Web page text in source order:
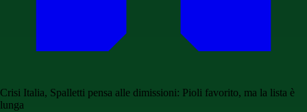
Crisi Italia, Spalletti pensa alle dimissioni: Pioli favorito, ma la lista è
lunga